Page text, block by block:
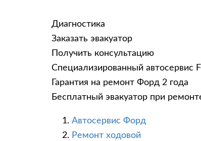
Диагностика
Заказать эвакуатор
Получить консультацию
Специализированный автосервис
Гарантия на ремонт Форд 2 года
Бесплатный эвакуатор при
Автосервис Форд
Ремонт ходовой